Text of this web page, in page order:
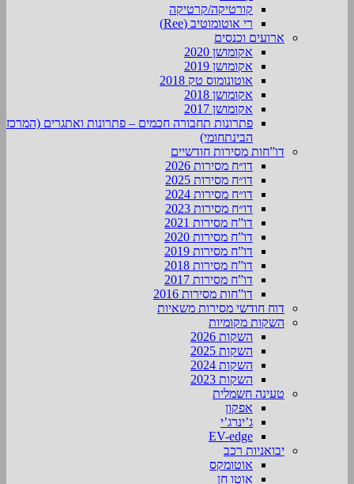
קורטיקה/קרטיקה
רי אוטומוטיב (Ree)
ארועים וכנסים
אקומושן 2020
אקומושן 2019
אוטונומוס טק 2018
אקומושן 2018
אקומושן 2017
פתרונות תחבורה חכמים – פתרונות ואתגרים (המרכז
הבינתחומי)
דו”חות מסירות חודשיים
דו״ח מסירות 2026
דו״ח מסירות 2025
דו״ח מסירות 2024
דו״ח מסירות 2023
דו”ח מסירות 2021
דו”ח מסירות 2020
דו”ח מסירות 2019
דו”ח מסירות 2018
דו”ח מסירות 2017
דו”חות מסירות 2016
דוח חודשי מסירות משאיות
השקות מקומיות
השקות 2026
השקות 2025
השקות 2024
השקות 2023
טעינה חשמלית
אפקון
ג’ינרג’י
EV-edge
יבואניות רכב
אוטומקס
אוטו חן